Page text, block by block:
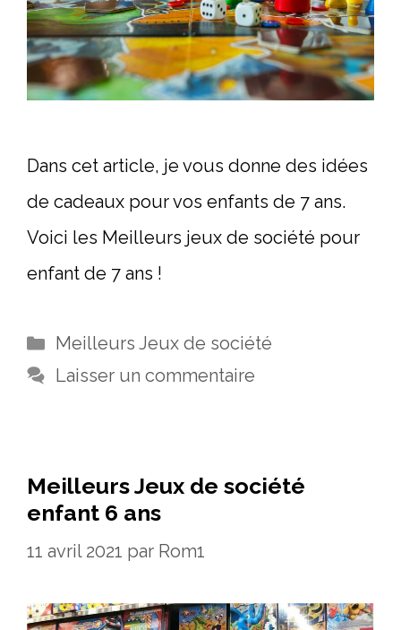
Dans cet article, je vous donne des idées
de cadeaux pour vos enfants de 7 ans.
Voici les Meilleurs jeux de société pour
enfant de 7 ans !
Catégories
Meilleurs Jeux de société
Laisser un commentaire
Meilleurs Jeux de société
enfant 6 ans
11 avril 2021 par Rom1